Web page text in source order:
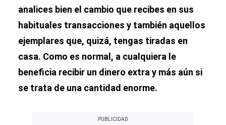
analices bien el cambio que recibes en sus
habituales transacciones y también aquellos
ejemplares que, quizá, tengas tiradas en
casa. Como es normal, a cualquiera le
beneficia recibir un dinero extra y más aún si
se trata de una cantidad enorme.